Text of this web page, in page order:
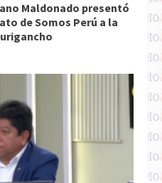
Maldonado presentó
de Somos Perú a la